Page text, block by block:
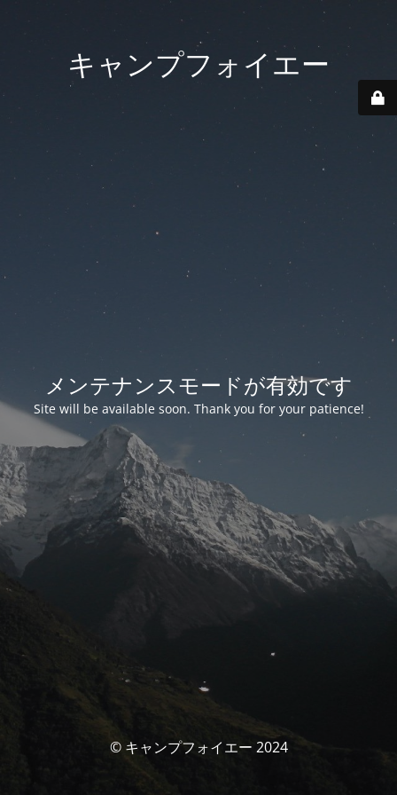
キャンプフォイエー
メンテナンスモードが有効です
Site will be available soon. Thank you for your patience!
© キャンプフォイエー 2024